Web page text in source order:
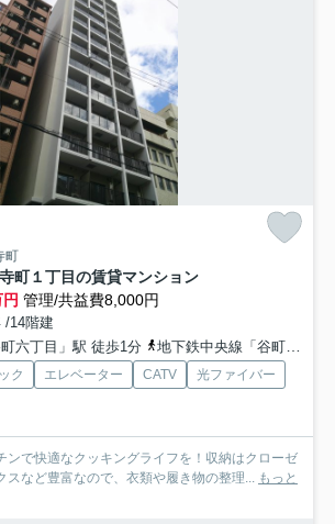
町
町１丁目の賃貸マンション
管理/共益費8,000円
/14階建
六丁目」駅 徒歩1分
地下鉄中央線「谷町四丁目」駅 徒歩6分
ク エレベーター CATV
光ファイバー
ンで快適なクッキングライフを！収納はクローゼ
スなど豊富なので、衣類や履き物の整理...
もっと